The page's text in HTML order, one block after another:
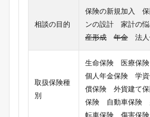
相談の目的
保険の新規加入
ンの設計 家計の
産形成
年金 法
取扱保険種
別
生命保険 医療保
個人年金保険 学
償保険 外貨建て
保険 自動車保険
転車保険 傷害保